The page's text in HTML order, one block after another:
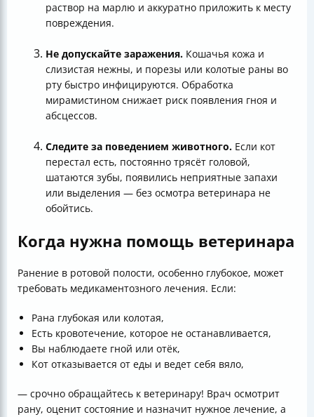
раствор на марлю и аккуратно приложить к месту
повреждения.
Не допускайте заражения. Кошачья кожа и
слизистая нежны, и порезы или колотые раны во
рту быстро инфицируются. Обработка
мирамистином снижает риск появления гноя и
абсцессов.
Следите за поведением животного. Если кот
перестал есть, постоянно трясёт головой,
шатаются зубы, появились неприятные запахи
или выделения — без осмотра ветеринара не
обойтись.
Когда нужна помощь ветеринара
Ранение в ротовой полости, особенно глубокое, может
требовать медикаментозного лечения. Если:
Рана глубокая или колотая,
Есть кровотечение, которое не останавливается,
Вы наблюдаете гной или отёк,
Кот отказывается от еды и ведет себя вяло,
— срочно обращайтесь к ветеринару! Врач осмотрит
рану, оценит состояние и назначит нужное лечение, а